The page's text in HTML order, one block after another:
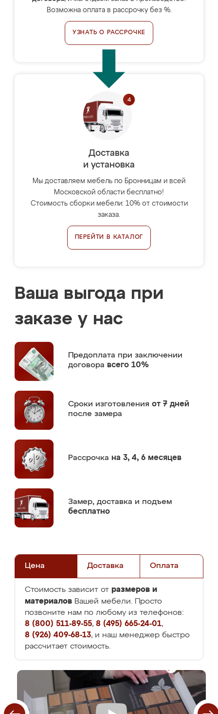
Возможна оплата в рассрочку без %.
УЗНАТЬ О РАССРОЧКЕ
Доставка
и установка
Мы доставляем мебель по Бронницам и всей
Московской области бесплатно!
Стоимость сборки мебели: 10% от стоимости
заказа.
ПЕРЕЙТИ В КАТАЛОГ
Ваша выгода при
заказе у нас
Предоплата при заключении
договора всего 10%
Сроки изготовления от 7 дней
после замера
Рассрочка на 3, 4, 6 месяцев
Замер, доставка и подъем
бесплатно
Цена Доставка Оплата
Стоимость зависит от размеров и
материалов Вашей мебели. Просто
позвоните нам по любому из телефонов:
8 (800) 511-89-55, 8 (495) 665-24-01,
8 (926) 409-68-13, и наш менеджер быстро
рассчитает стоимость.